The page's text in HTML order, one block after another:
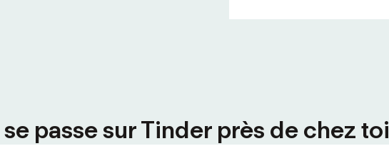
passe sur Tinder près de chez